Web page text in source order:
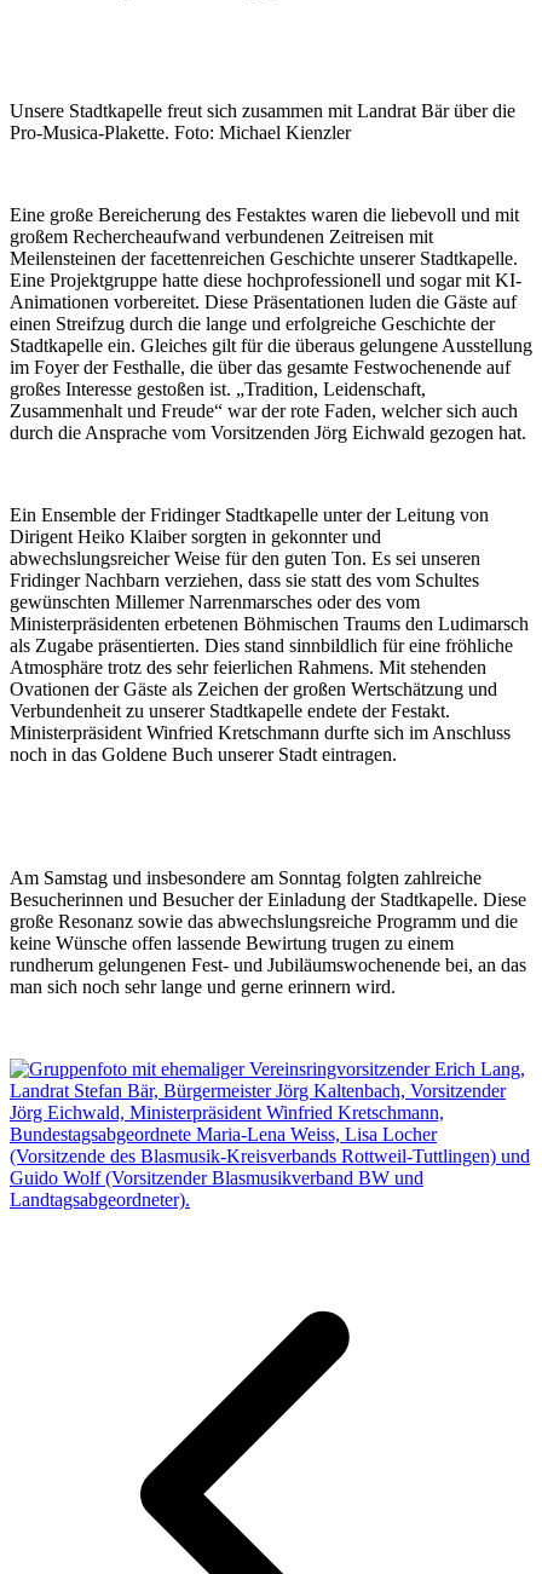
Unsere Stadtkapelle freut sich zusammen mit Landrat Bär über die
Pro-Musica-Plakette. Foto: Michael Kienzler
Eine große Bereicherung des Festaktes waren die liebevoll und mit
großem Rechercheaufwand verbundenen Zeitreisen mit
Meilensteinen der facettenreichen Geschichte unserer Stadtkapelle.
Eine Projektgruppe hatte diese hochprofessionell und sogar mit KI-
Animationen vorbereitet. Diese Präsentationen luden die Gäste auf
einen Streifzug durch die lange und erfolgreiche Geschichte der
Stadtkapelle ein. Gleiches gilt für die überaus gelungene Ausstellung
im Foyer der Festhalle, die über das gesamte Festwochenende auf
großes Interesse gestoßen ist. „Tradition, Leidenschaft,
Zusammenhalt und Freude“ war der rote Faden, welcher sich auch
durch die Ansprache vom Vorsitzenden Jörg Eichwald gezogen hat.
Ein Ensemble der Fridinger Stadtkapelle unter der Leitung von
Dirigent Heiko Klaiber sorgten in gekonnter und
abwechslungsreicher Weise für den guten Ton. Es sei unseren
Fridinger Nachbarn verziehen, dass sie statt des vom Schultes
gewünschten Millemer Narrenmarsches oder des vom
Ministerpräsidenten erbetenen Böhmischen Traums den Ludimarsch
als Zugabe präsentierten. Dies stand sinnbildlich für eine fröhliche
Atmosphäre trotz des sehr feierlichen Rahmens. Mit stehenden
Ovationen der Gäste als Zeichen der großen Wertschätzung und
Verbundenheit zu unserer Stadtkapelle endete der Festakt.
Ministerpräsident Winfried Kretschmann durfte sich im Anschluss
noch in das Goldene Buch unserer Stadt eintragen.
Am Samstag und insbesondere am Sonntag folgten zahlreiche
Besucherinnen und Besucher der Einladung der Stadtkapelle. Diese
große Resonanz sowie das abwechslungsreiche Programm und die
keine Wünsche offen lassende Bewirtung trugen zu einem
rundherum gelungenen Fest- und Jubiläumswochenende bei, an das
man sich noch sehr lange und gerne erinnern wird.